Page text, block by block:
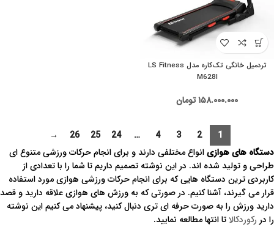
تردمیل خانگی تک‌کاره مدل LS Fitness
M628I
۱۵۸.۰۰۰.۰۰۰تومان
1
2
3
4
…
24
25
26
→
دستگاه های هوازیانواع مختلفی دارند و برای انجام حرکات ورزشی متنوع ای
طراحی و تولید شده اند. در این نوشته تصمیم داریم تا شما را با تعدادی از
کاربردی ترین دستگاه هایی که برای انجام حرکات ورزشی هوازی مورد استفاده
قرار می گیرند، آشنا کنیم. در صورتی که به ورزش های هوازی علاقه دارید و قصد
دارید ورزش را به صورت حرفه ای تری دنبال کنید، پیشنهاد می کنیم این نوشته
را در رکوردکالاتا انتها مطالعه نمایید.